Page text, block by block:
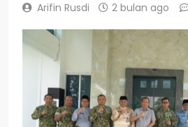
Arifin Rusdi 2 bulan ago